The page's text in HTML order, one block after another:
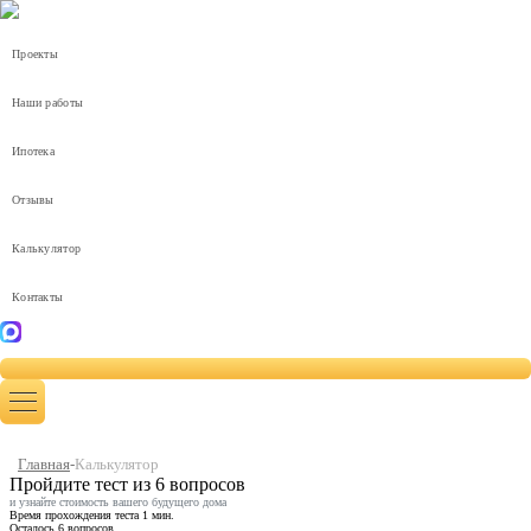
Проекты
Наши работы
Ипотека
Отзывы
Калькулятор
Контакты
Главная-Калькулятор
Пройдите тест из 6 вопросов
и узнайте стоимость вашего будущего дома
Время прохождения теста 1 мин.
Осталось 6 вопросов